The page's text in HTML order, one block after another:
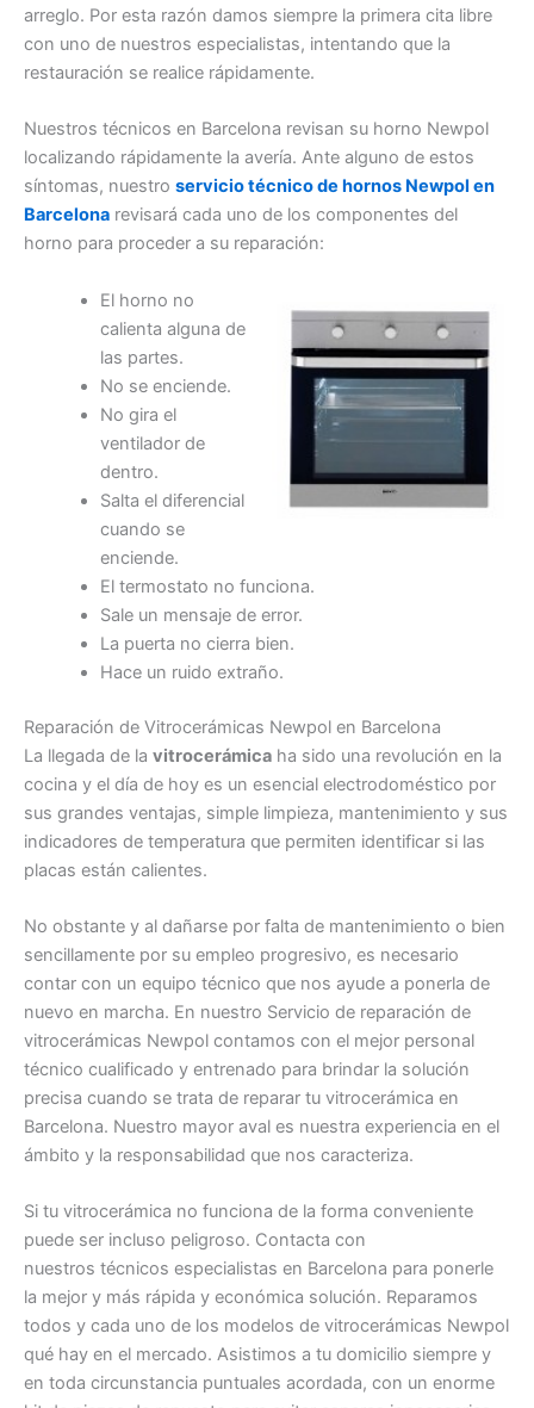
arreglo. Por esta razón damos siempre la primera cita libre
con uno de nuestros especialistas, intentando que la
restauración se realice rápidamente.
Nuestros técnicos en Barcelona revisan su horno Newpol
localizando rápidamente la avería. Ante alguno de estos
síntomas, nuestro servicio técnico de hornos Newpol en
Barcelona revisará cada uno de los componentes del
horno para proceder a su reparación:
El horno no
calienta alguna de
las partes.
No se enciende.
No gira el
ventilador de
dentro.
Salta el diferencial
cuando se
enciende.
El termostato no funciona.
Sale un mensaje de error.
La puerta no cierra bien.
Hace un ruido extraño.
Reparación de Vitrocerámicas Newpol en Barcelona
La llegada de la vitrocerámica ha sido una revolución en la
cocina y el día de hoy es un esencial electrodoméstico por
sus grandes ventajas, simple limpieza, mantenimiento y sus
indicadores de temperatura que permiten identificar si las
placas están calientes.
No obstante y al dañarse por falta de mantenimiento o bien
sencillamente por su empleo progresivo, es necesario
contar con un equipo técnico que nos ayude a ponerla de
nuevo en marcha. En nuestro Servicio de reparación de
vitrocerámicas Newpol contamos con el mejor personal
técnico cualificado y entrenado para brindar la solución
precisa cuando se trata de reparar tu vitrocerámica en
Barcelona. Nuestro mayor aval es nuestra experiencia en el
ámbito y la responsabilidad que nos caracteriza.
Si tu vitrocerámica no funciona de la forma conveniente
puede ser incluso peligroso. Contacta con
nuestros técnicos especialistas en Barcelona para ponerle
la mejor y más rápida y económica solución. Reparamos
todos y cada uno de los modelos de vitrocerámicas Newpol
qué hay en el mercado. Asistimos a tu domicilio siempre y
en toda circunstancia puntuales acordada, con un enorme